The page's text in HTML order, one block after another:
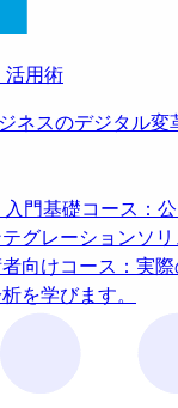
活用術
ネスのデジタル変
門基礎コース：
グレーションソリ
向けコース：実
を学びます。